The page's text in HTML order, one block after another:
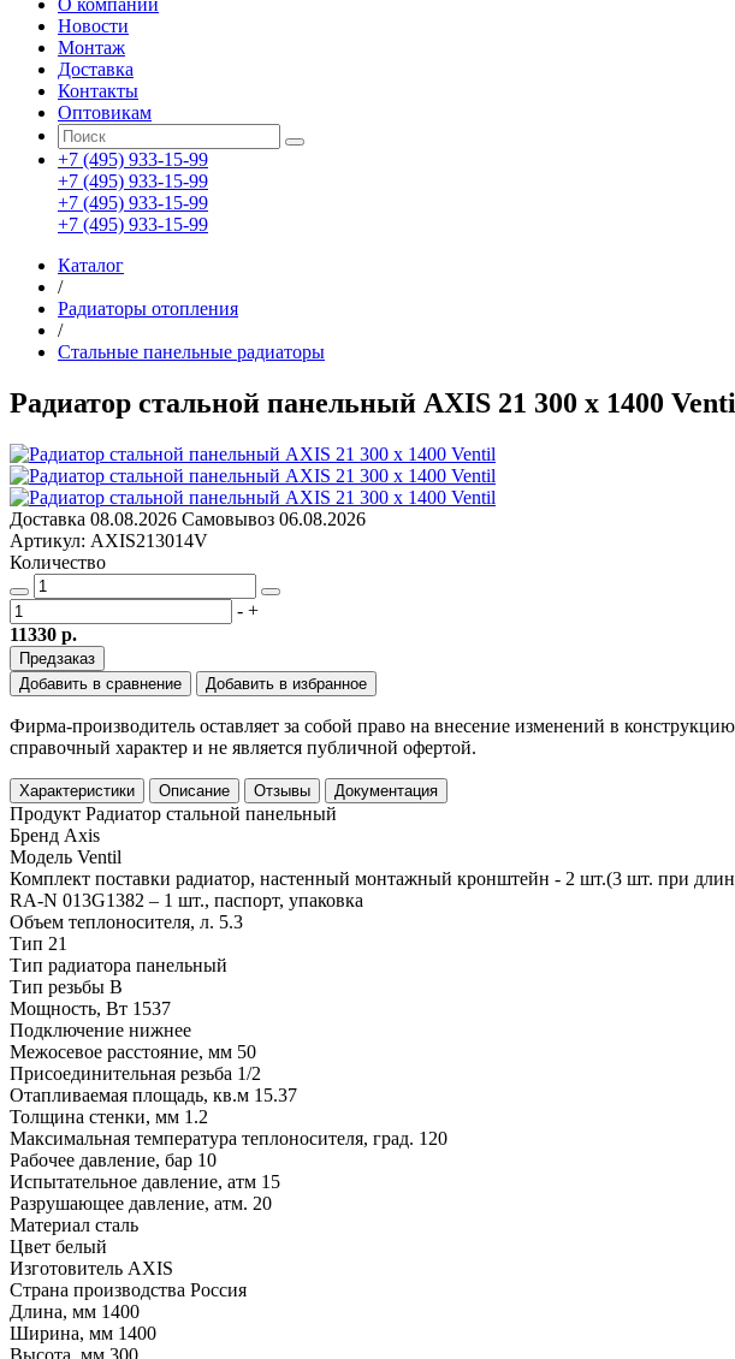
О компании
Новости
Монтаж
Доставка
Контакты
Оптовикам
+7 (495) 933-15-99
+7 (495) 933-15-99
+7 (495) 933-15-99
+7 (495) 933-15-99
Каталог
/
Радиаторы отопления
/
Стальные панельные радиаторы
Радиатор стальной панельный AXIS 21 300 x 1400
Доставка 08.08.2026 Самовывоз 06.08.2026
Артикул: AXIS213014V
Количество
- +
11330 р.
Предзаказ
Добавить в сравнение
Добавить в избранное
Фирма-производитель оставляет за собой право на внесение изменений в
справочный характер и не является публичной офертой.
Характеристики Описание Отзывы Документация
Продукт Радиатор стальной панельный
Бренд Axis
Модель Ventil
Комплект поставки радиатор, настенный монтажный кронштейн - 2 шт.(3 шт. при
RA-N 013G1382 – 1 шт., паспорт, упаковка
Объем теплоносителя, л. 5.3
Тип 21
Тип радиатора панельный
Тип резьбы В
Мощность, Вт 1537
Подключение нижнее
Межосевое расстояние, мм 50
Присоединительная резьба 1/2
Отапливаемая площадь, кв.м 15.37
Толщина стенки, мм 1.2
Максимальная температура теплоносителя, град. 120
Рабочее давление, бар 10
Испытательное давление, атм 15
Разрушающее давление, атм. 20
Материал сталь
Цвет белый
Изготовитель AXIS
Страна производства Россия
Длина, мм 1400
Ширина, мм 1400
Высота, мм 300